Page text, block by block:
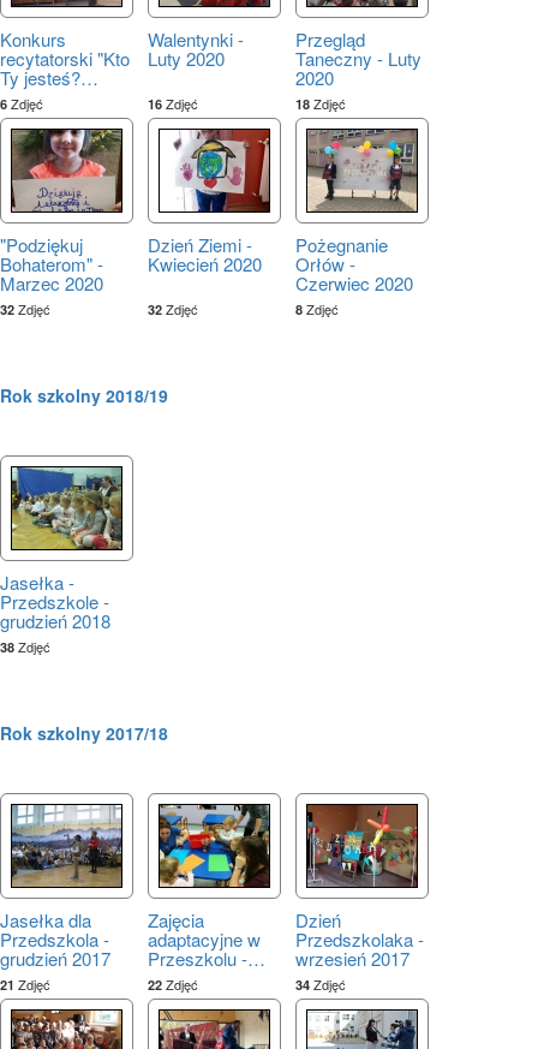
Konkurs
recytatorski "Kto
Ty jesteś?…
6 Zdjęć
Walentynki -
Luty 2020
16 Zdjęć
Przegląd
Taneczny - Luty
2020
18 Zdjęć
"Podziękuj
Bohaterom" -
Marzec 2020
32 Zdjęć
Dzień Ziemi -
Kwiecień 2020
32 Zdjęć
Pożegnanie
Orłów -
Czerwiec 2020
8 Zdjęć
Rok szkolny 2018/19
Jasełka -
Przedszkole -
grudzień 2018
38 Zdjęć
Rok szkolny 2017/18
Jasełka dla
Przedszkola -
grudzień 2017
21 Zdjęć
Zajęcia
adaptacyjne w
Przeszkolu -…
22 Zdjęć
Dzień
Przedszkolaka -
wrzesień 2017
34 Zdjęć